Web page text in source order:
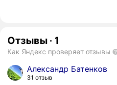
Отзывы · 1
Как Яндекс проверяет отзывы
Александр Батенков
31 отзыв